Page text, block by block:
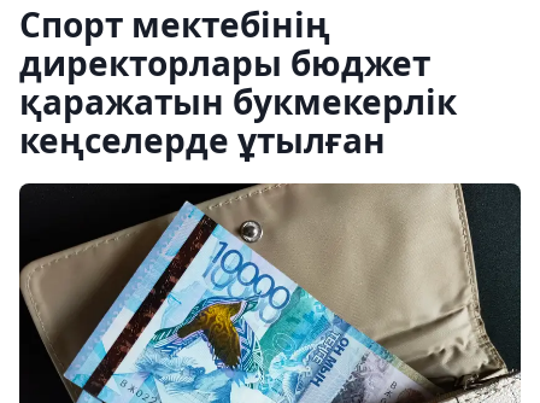
Спорт мектебінің
директорлары бюджет
қаражатын букмекерлік
кеңселерде ұтылған